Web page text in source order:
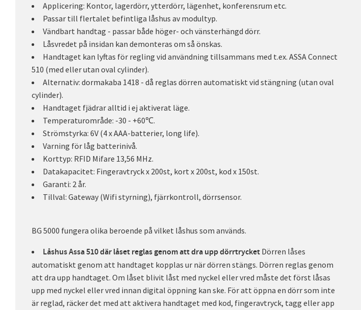
Applicering: Kontor, lagerdörr, ytterdörr, lägenhet, konferensrum etc.
Passar till flertalet befintliga låshus av modultyp.
Vändbart handtag - passar både höger- och vänsterhängd dörr.
Låsvredet på insidan kan demonteras om så önskas.
Handtaget kan lyftas för regling vid användning tillsammans med t.ex. ASSA Connect
510 (med eller utan oval cylinder).
Alternativ: dormakaba 1418 - då reglas dörren automatiskt vid stängning (utan oval
cylinder).
Handtaget fjädrar alltid i ej aktiverat läge.
Temperaturområde: -30 - +60℃.
Strömstyrka: 6V (4 x AAA-batterier, long life).
Varning för låg batterinivå.
Korttyp: RFID Mifare 13,56 MHz.
Datakapacitet: Fingeravtryck x 200st, kort x 200st, kod x 150st.
Garanti: 2 år.
Tillval: Gateway (Wifi styrning), fjärrkontroll, dörrsensor.
BG 5000 fungera olika beroende på vilket låshus som används.
Låshus Assa 510 där låset reglas genom att dra upp dörrtrycket Dörren låses
automatiskt genom att handtaget kopplas ur när dörren stängs. Dörren reglas genom
att dra upp handtaget. Om låset blivit låst med nyckel eller vred måste det först låsas
upp med nyckel eller vred innan digital öppning kan ske. För att öppna en dörr som inte
är reglad, räcker det med att aktivera handtaget med kod, fingeravtryck, tagg eller app